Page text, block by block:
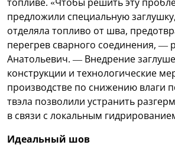
предложили специальную
отделяла топливо от шва,
перегрев сварного соединения, —
Анатольевич. — Внедрение
конструкции и технологические
производстве по снижению влаги
твэла позволили устранить
в связи с локальным
Идеальный шов